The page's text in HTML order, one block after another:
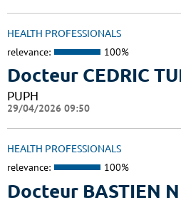
HEALTH PROFESSIONALS
relevance: 100%
Docteur CEDRIC
PUPH
29/04/2026 09:50
HEALTH PROFESSIONALS
relevance: 100%
Docteur BASTIEN